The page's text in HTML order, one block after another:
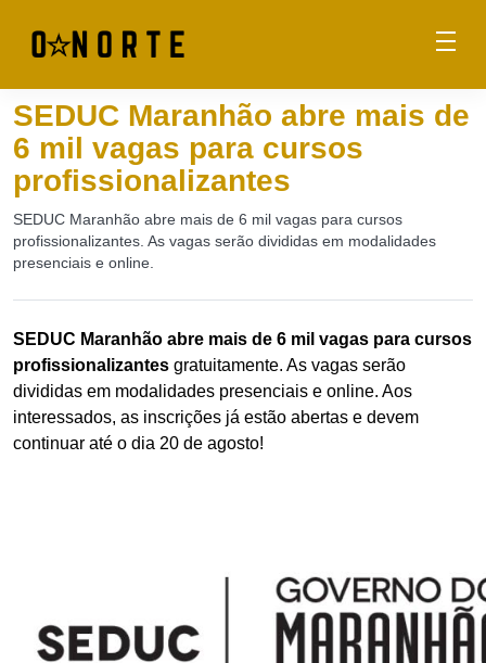
SEDUC Maranhão abre mais de
6 mil vagas para cursos
profissionalizantes
SEDUC Maranhão abre mais de 6 mil vagas para cursos
profissionalizantes. As vagas serão divididas em modalidades
presenciais e online.
SEDUC Maranhão abre mais de 6 mil vagas para cursos
profissionalizantes gratuitamente. As vagas serão
divididas em modalidades presenciais e online. Aos
interessados, as inscrições já estão abertas e devem
continuar até o dia 20 de agosto!